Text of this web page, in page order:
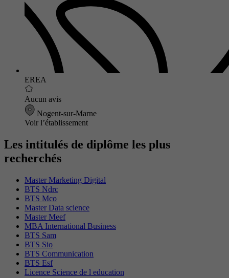
EREA
Aucun avis
Nogent-sur-Marne
Voir l’établissement
Les intitulés de diplôme les plus
recherchés
Master Marketing Digital
BTS Ndrc
BTS Mco
Master Data science
Master Meef
MBA International Business
BTS Sam
BTS Sio
BTS Communication
BTS Esf
Licence Science de l education